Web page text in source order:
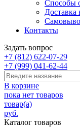
Способы
Доставка
Контакты
Задать вопрос
+7 (812) 622-07-29
+7 (999) 041-62-44
В корзине
пока нет товаров
товар(а)
руб.
Каталог товаров